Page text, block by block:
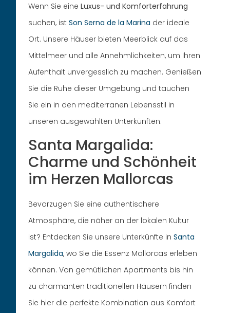
Wenn Sie eineLuxus- und Komforterfahrung
suchen, istSon Serna de la Marina der ideale
Ort. Unsere Häuser bieten Meerblick auf das
Mittelmeer und alle Annehmlichkeiten, um Ihren
Aufenthalt unvergesslich zu machen. Genießen
Sie die Ruhe dieser Umgebung und tauchen
Sie ein in den mediterranen Lebensstil in
unseren ausgewählten Unterkünften.
Santa Margalida:
Charme und Schönheit
im Herzen Mallorcas
Bevorzugen Sie eine authentischere
Atmosphäre, die näher an der lokalen Kultur
ist? Entdecken Sie unsere Unterkünfte inSanta
Margalida, wo Sie die Essenz Mallorcas erleben
können. Von gemütlichen Apartments bis hin
zu charmanten traditionellen Häusern finden
Sie hier die perfekte Kombination aus Komfort